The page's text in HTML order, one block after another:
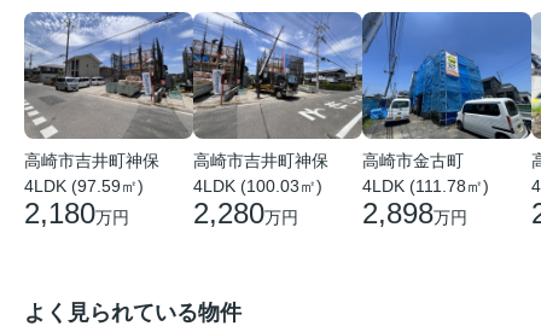
高崎市吉井町神保
4LDK (97.59㎡)
2,180万円
高崎市吉井町神保
4LDK (100.03㎡)
2,280万円
高崎市金古町
4LDK (111.78㎡)
2,898万円
よく見られている物件